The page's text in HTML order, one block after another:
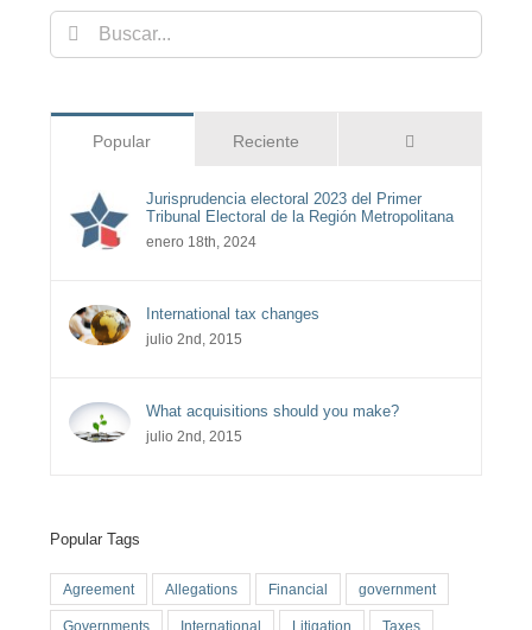
Buscar:
Popular Reciente
Jurisprudencia electoral 2023 del Primer
Tribunal Electoral de la Región Metropolitana
enero 18th, 2024
International tax changes
julio 2nd, 2015
What acquisitions should you make?
julio 2nd, 2015
Popular Tags
Agreement Allegations Financial government
Governments International Litigation Taxes